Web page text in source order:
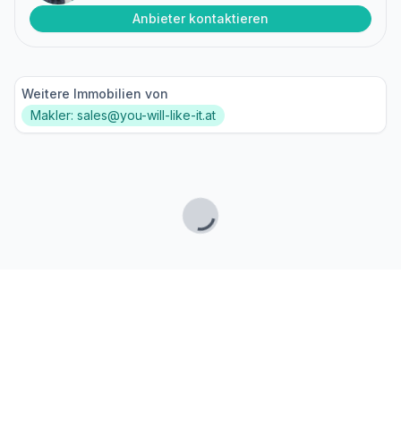
Anbieter kontaktieren
Weitere Immobilien von
Makler: sales@you-will-like-it.at